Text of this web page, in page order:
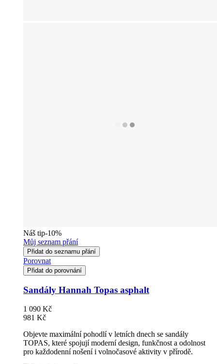
Náš tip-10%
Můj seznam přání
Přidat do seznamu přání
Porovnat
Přidat do porovnání
Sandály Hannah Topas asphalt
1 090 Kč
981 Kč
Objevte maximální pohodlí v letních dnech se sandály
TOPAS, které spojují moderní design, funkčnost a odolnost
pro každodenní nošení i volnočasové aktivity v přírodě.